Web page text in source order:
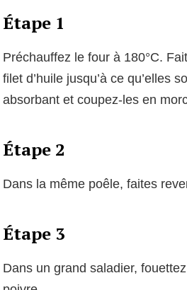
Étape 1
Préchauffez le four à 180°C.
filet d’huile jusqu’à ce qu’elles
absorbant et coupez-les en
Étape 2
Dans la même poêle, faites
Étape 3
Dans un grand saladier,